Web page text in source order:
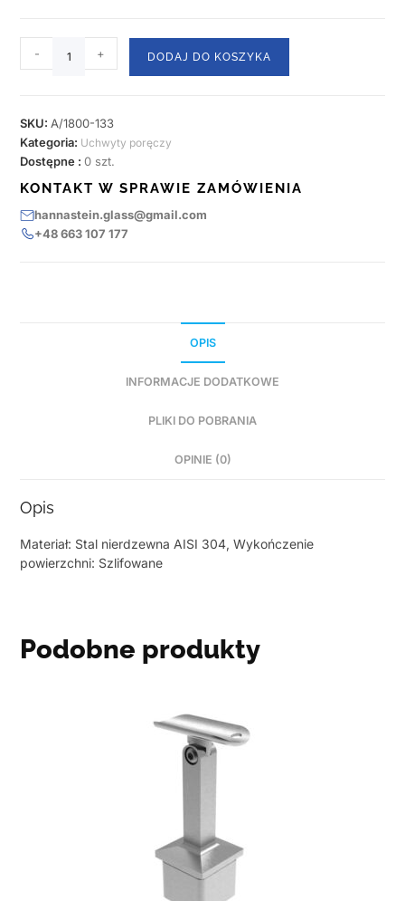
- + DODAJ DO KOSZYKA
SKU: A/1800-133
Kategoria: Uchwyty poręczy
Dostępne :0 szt.
KONTAKT W SPRAWIE ZAMÓWIENIA
hannastein.glass@gmail.com
+48 663 107 177
OPIS
INFORMACJE DODATKOWE
PLIKI DO POBRANIA
OPINIE (0)
Opis
Materiał: Stal nierdzewna AISI 304, Wykończenie
powierzchni: Szlifowane
Podobne produkty